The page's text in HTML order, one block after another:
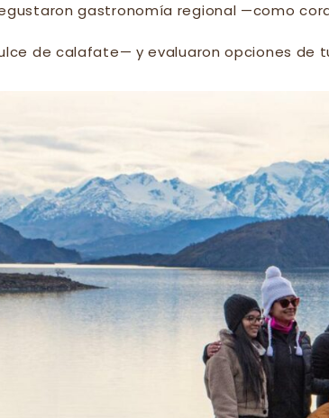
gastronomía regional —como
de calafate— y evaluaron opciones de